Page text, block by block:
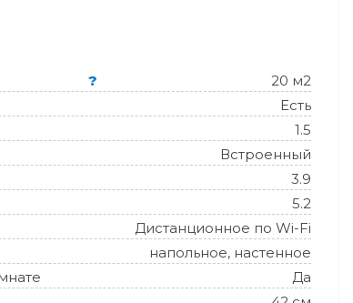
?
20 м2
Есть
1.5
Встроенный
3.9
5.2
Дистанционное по Wi-Fi
напольное, настенное
Да